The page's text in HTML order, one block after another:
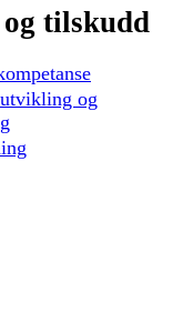
tilskudd
og